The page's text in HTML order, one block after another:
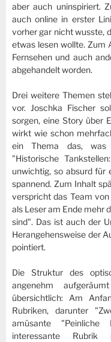
aber auch uninspiriert.
auch online in erster
vorher gar nicht wusste,
etwas lesen wollte. Zum
Fernsehen und auch
abgehandelt worden.
Drei weitere Themen
vor. Joschka Fischer
sorgen, eine Story über
wirkt wie schon
ein Thema das, was
"Historische
unwichtig, so absurd für
spannend. Zum Inhalt
verspricht das Team
als Leser am Ende mehr
sind". Das ist auch der
Herangehensweise der
pointiert.
Die Struktur des
angenehm
übersichtlich: Am
Rubriken, darunter
amüsante "Peinliche
interessante